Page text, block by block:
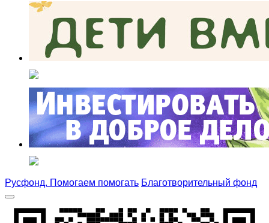
Русфонд. Помогаем помогать Благотворительный фонд